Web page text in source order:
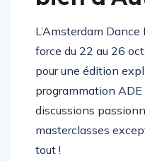
bien
L’Amsterdam
force du 22 au 26
pour une édition
programmation ADE
discussions
masterclasses